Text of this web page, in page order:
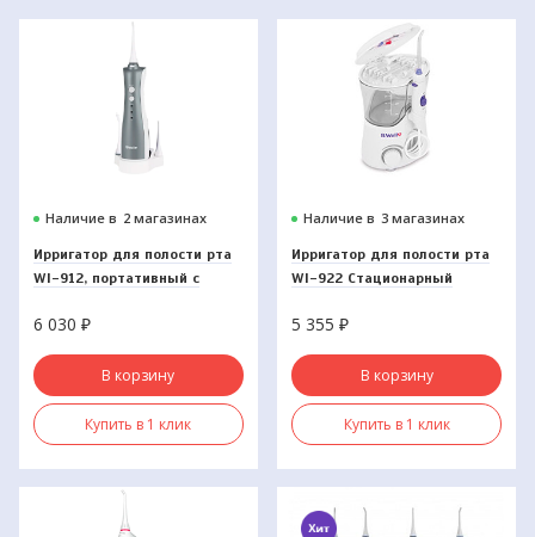
Наличие в 2 магазинах
Ирригатор для полости рта
WI-912, портативный с
6 030 ₽
В корзину
Купить в 1 клик
Наличие в 3 магазинах
Ирригатор для полости рта
WI-922 Стационарный
5 355₽
В корзину
Купить в 1 клик